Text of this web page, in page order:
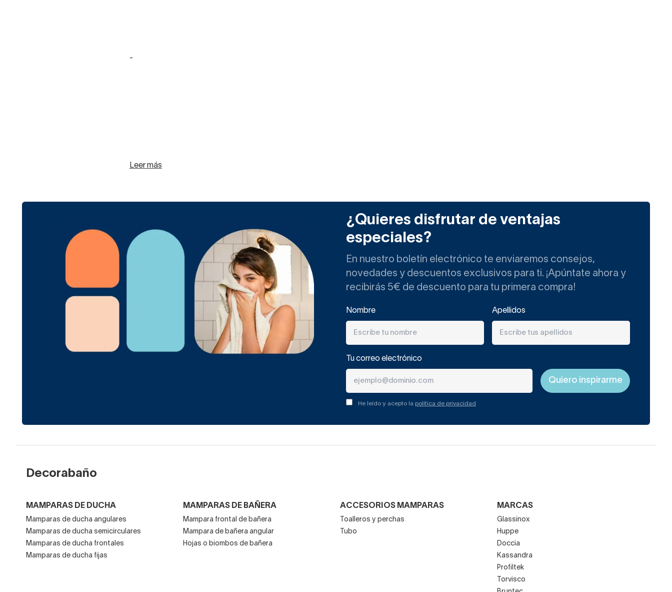
-
Leer más
¿Quieres disfrutar de ventajas
especiales?
En nuestro boletín electrónico te enviaremos consejos,
novedades y descuentos exclusivos para ti. ¡Apúntate ahora y
recibirás 5€ de descuento para tu primera compra!
Nombre Apellidos
Tu correo electrónico
He leído y acepto la política de privacidad
Decorabaño
MAMPARAS DE DUCHA
Mamparas de ducha angulares
Mamparas de ducha semicirculares
Mamparas de ducha frontales
Mamparas de ducha fijas
MAMPARAS DE BAÑERA
Mampara frontal de bañera
Mampara de bañera angular
Hojas o biombos de bañera
ACCESORIOS MAMPARAS
Toalleros y perchas
Tubo
MARCAS
Glassinox
Huppe
Doccia
Kassandra
Profiltek
Torvisco